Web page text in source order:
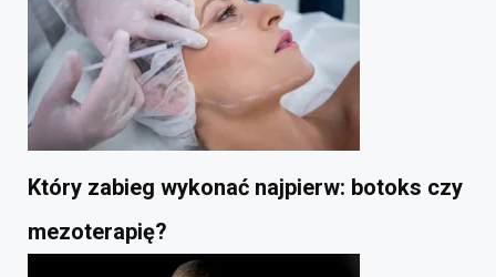
Który zabieg wykonać najpierw: botoks czy
mezoterapię?